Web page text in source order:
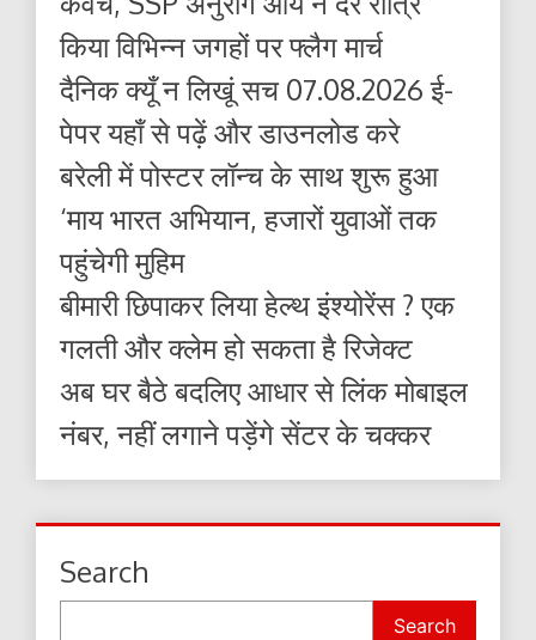
किया विभिन्न जगहों पर फ्लैग मार्च
दैनिक क्यूँ न लिखूं सच 07.08.2026 ई-
पेपर यहाँ से पढ़ें और डाउनलोड करे
बरेली में पोस्टर लॉन्च के साथ शुरू हुआ
‘माय भारत अभियान, हजारों युवाओं तक
पहुंचेगी मुहिम
बीमारी छिपाकर लिया हेल्थ इंश्योरेंस ? एक
गलती और क्लेम हो सकता है रिजेक्ट
अब घर बैठे बदलिए आधार से लिंक मोबाइल
नंबर, नहीं लगाने पड़ेंगे सेंटर के चक्कर
Search
Search